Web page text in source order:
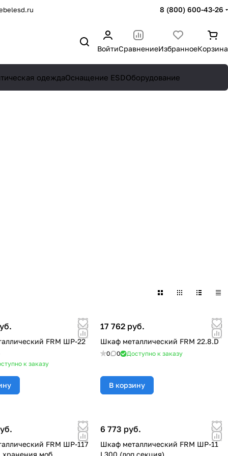
8 (800) 600-43-26
ВойтиСравнениеИзбранноеКорзина
одеждаОснащение ESDОборудование
FRM ШР-22
к заказу
17 762 руб.
Шкаф металлический FRM 22.8.D
0 0 Доступно к заказу
В корзину
FRM ШР-117
хранения моб.
6 773 руб.
Шкаф металлический FRM ШР-11
L300 (доп.секция)